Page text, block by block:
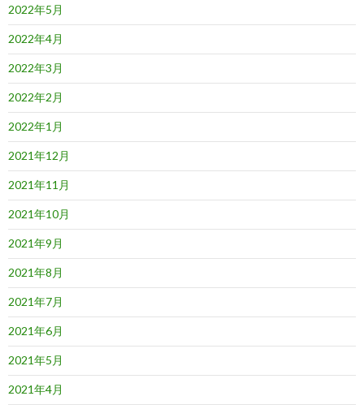
2022年5月
2022年4月
2022年3月
2022年2月
2022年1月
2021年12月
2021年11月
2021年10月
2021年9月
2021年8月
2021年7月
2021年6月
2021年5月
2021年4月